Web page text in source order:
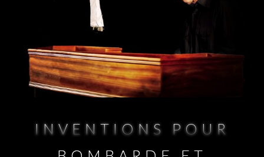
INVENTIONS POUR